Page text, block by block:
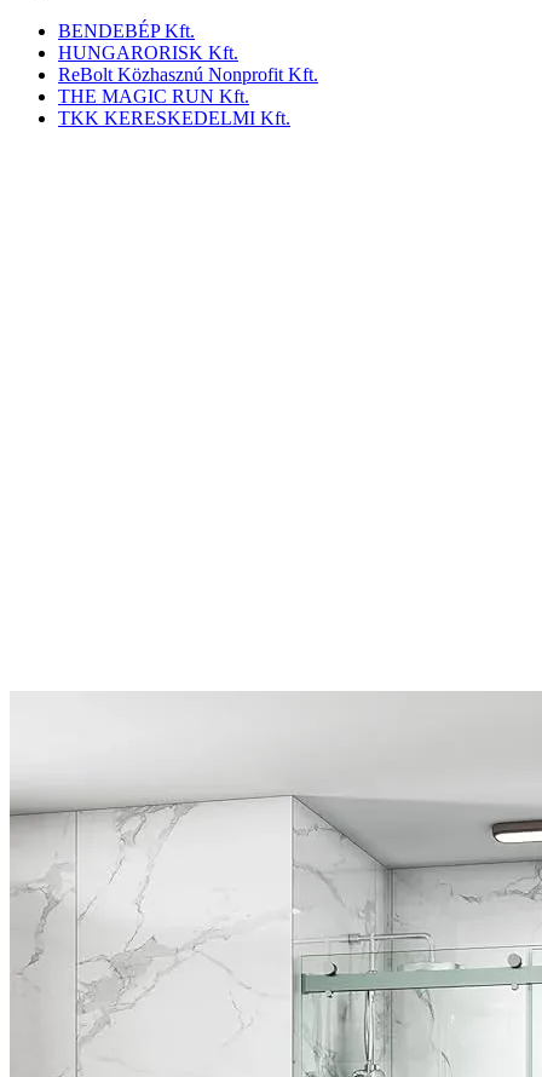
BENDEBÉP Kft.
HUNGARORISK Kft.
ReBolt Közhasznú Nonprofit Kft.
THE MAGIC RUN Kft.
TKK KERESKEDELMI Kft.